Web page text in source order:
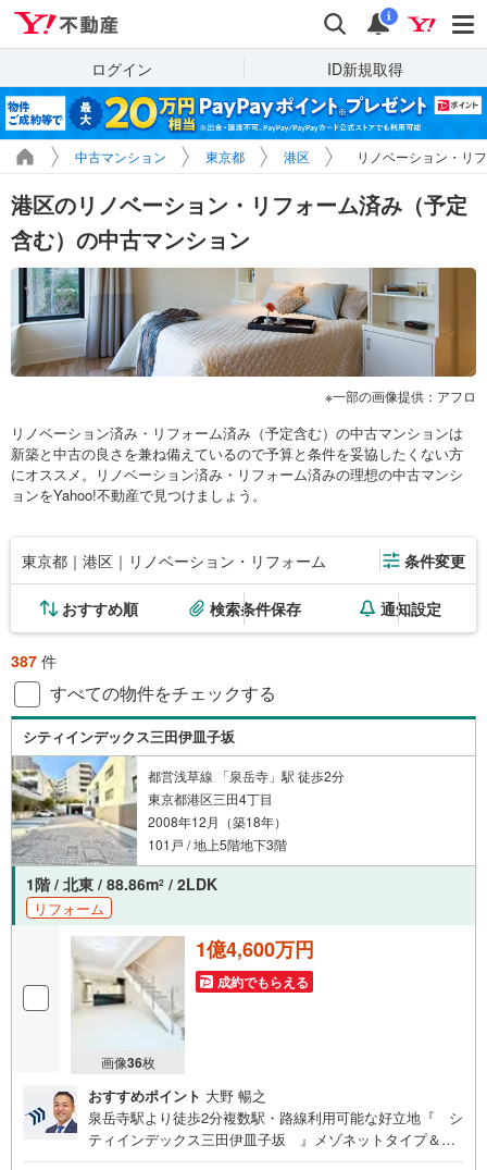
検索 通知
i
ログイン ID新規取得
中古マンション 東京都 港区 リノベーション・リ
港区のリノベーション・リフォーム済み（予定
含む）の中古マンション
一部の画像提供：アフロ
リノベーション済み・リフォーム済み（予定含む）の中古マンションは
新築と中古の良さを兼ね備えているので予算と条件を妥協したくない方
にオススメ。リノベーション済み・リフォーム済みの理想の中古マンシ
ョンをYahoo!不動産で見つけましょう。
東京都｜港区｜リノベーション・リフォーム 条件変更
おすすめ順 検索条件保存 通知設定
387 件
すべての物件をチェックする
シティインデックス三田伊皿子坂
都営浅草線 「泉岳寺」駅 徒歩2分
東京都港区三田4丁目
2008年12月（築18年）
101戸 / 地上5階地下3階
1階 / 北東 / 88.86m2 / 2LDK
リフォーム
画像36枚
1億4,600万円
成約でもらえる
おすすめポイント 大野 暢之
泉岳寺駅より徒歩2分複数駅・路線利用可能な好立地『 シ
ティインデックス三田伊皿子坂 』メゾネットタイプ＆テ